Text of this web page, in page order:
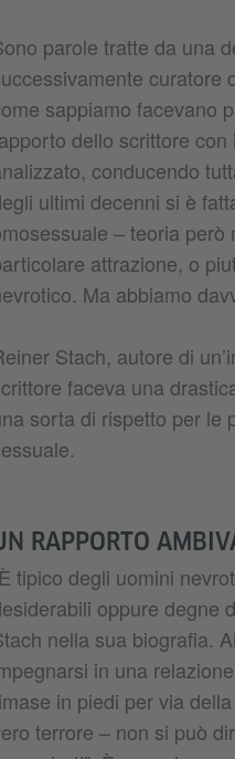
parole tratte da una
curatore
sappiamo facevano
dello scrittore
conducendo
ultimi decenni si è
– teoria
attrazione, o
Ma abbiamo
Stach, autore di
faceva una
sorta di rispetto per le
RAPPORTO
tipico degli uomini
oppure degne
nella sua biografia.
in una
in piedi per via
terrore – non si può